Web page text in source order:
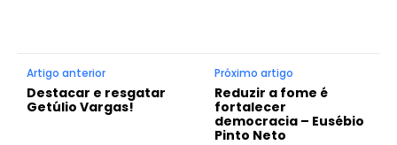
Artigo anterior
Destacar e resgatar
Getúlio Vargas!
Próximo artigo
Reduzir a fome é
fortalecer
democracia – Eusébio
Pinto Neto